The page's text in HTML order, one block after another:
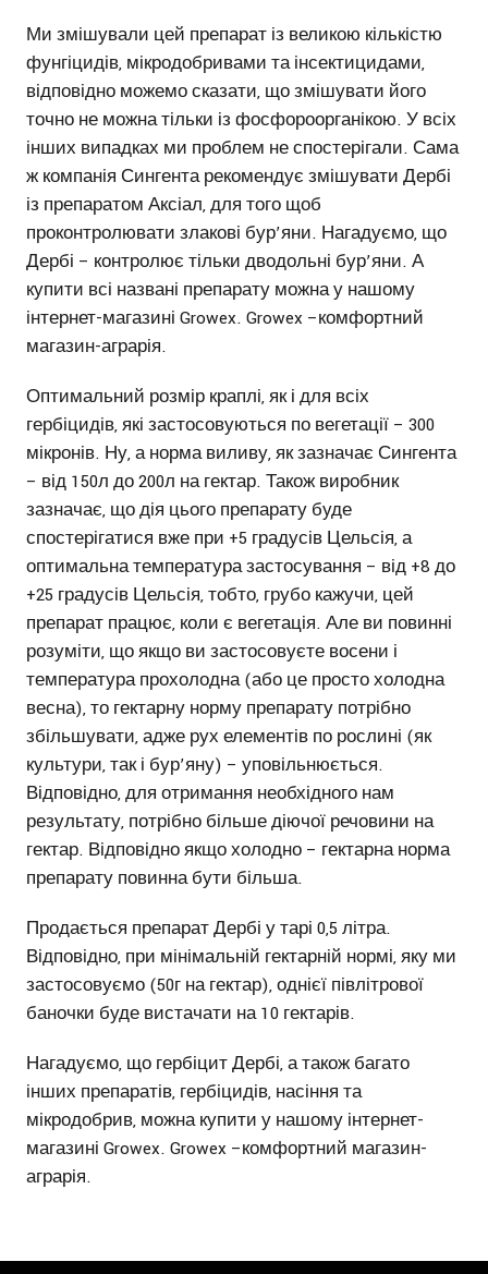
Ми змішували цей препарат із великою кількістю
фунгіцидів, мікродобривами та інсектицидами,
відповідно можемо сказати, що змішувати його
точно не можна тільки із фосфороорганікою. У всіх
інших випадках ми проблем не спостерігали. Сама
ж компанія Сингента рекомендує змішувати Дербі
із препаратом Аксіал, для того щоб
проконтролювати злакові бур’яни. Нагадуємо, що
Дербі – контролює тільки дводольні бур’яни. А
купити всі названі препарату можна у нашому
інтернет-магазині Growex. Growex –комфортний
магазин-аграрія.
Оптимальний розмір краплі, як і для всіх
гербіцидів, які застосовуються по вегетації – 300
мікронів. Ну, а норма виливу, як зазначає Сингента
– від 150л до 200л на гектар. Також виробник
зазначає, що дія цього препарату буде
спостерігатися вже при +5 градусів Цельсія, а
оптимальна температура застосування – від +8 до
+25 градусів Цельсія, тобто, грубо кажучи, цей
препарат працює, коли є вегетація. Але ви повинні
розуміти, що якщо ви застосовуєте восени і
температура прохолодна (або це просто холодна
весна), то гектарну норму препарату потрібно
збільшувати, адже рух елементів по рослині (як
культури, так і бур’яну) – уповільнюється.
Відповідно, для отримання необхідного нам
результату, потрібно більше діючої речовини на
гектар. Відповідно якщо холодно – гектарна норма
препарату повинна бути більша.
Продається препарат Дербі у тарі 0,5 літра.
Відповідно, при мінімальній гектарній нормі, яку ми
застосовуємо (50г на гектар), однієї півлітрової
баночки буде вистачати на 10 гектарів.
Нагадуємо, що гербіцит Дербі, а також багато
інших препаратів, гербіцидів, насіння та
мікродобрив, можна купити у нашому інтернет-
магазині Growex. Growex –комфортний магазин-
аграрія.